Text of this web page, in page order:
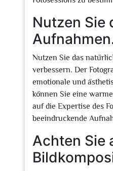
Nutzen Sie
Nutzen Sie das
verbessern. Der
emotionale und
können Sie eine
auf die Expertise des
beeindruckende
Achten Sie